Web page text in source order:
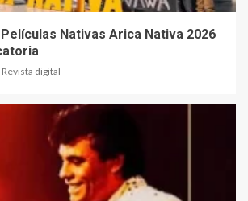
Nativas Arica Nativa 2026
Revista digital